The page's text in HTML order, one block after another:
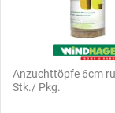
Anzuchttöpfe 6cm
Stk./ Pkg.